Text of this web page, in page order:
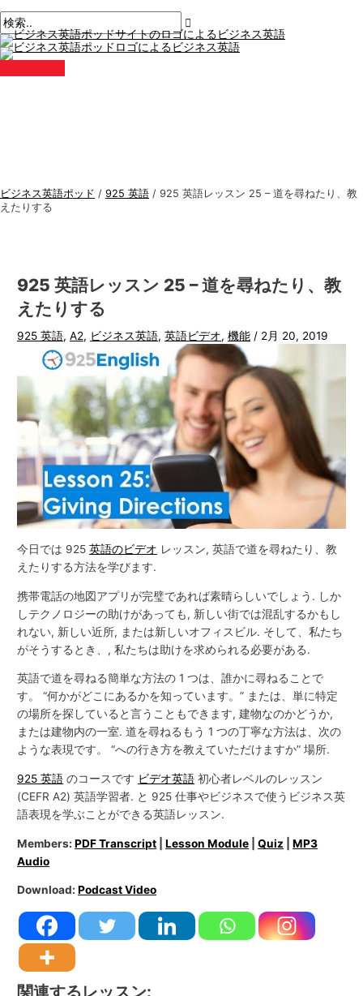
ン
テ
ン
ツ
イ
メ
ニ
ュ
ビジネス英語ポッド / 925 英語 / 925 英語レッスン 25 – 道を尋ねたり、教
えたりする
925 英語レッスン 25 – 道を尋ねたり、教
えたりする
925 英語,A2, ビジネス英語,英語ビデオ,機能 / 2月 20, 2019
今日では 925英語のビデオ レッスン, 英語で道を尋ねたり、教
えたりする方法を学びます.
携帯電話の地図アプリが完璧であれば素晴らしいでしょう. しか
しテクノロジーの助けがあっても, 新しい街では混乱するかもし
れない, 新しい近所, または新しいオフィスビル. そして、私たち
がそうするとき、, 私たちは助けを求められる必要がある.
英語で道を尋ねる簡単な方法の 1 つは、誰かに尋ねることで
す。 “何かがどこにあるかを知っています。” または、単に特定
の場所を探していると言うこともできます, 建物なのかどうか,
または建物内の一室. 道を尋ねるもう 1 つの丁寧な方法は、次の
ような表現です。 “への行き方を教えていただけますか” 場所.
925 英語 のコースです ビデオ英語 初心者レベルのレッスン
(CEFR A2) 英語学習者. と 925 仕事やビジネスで使うビジネス英
語表現を学ぶことができる英語レッスン.
Members:PDF Transcript |Lesson Module |Quiz |MP3
Audio
Download:Podcast Video
関連するレッスン:
ス
ト
ナ
ビ
こ
に
入
力。.
前
*
メ
ー
ル
*
ビ
ジ
ネ
ス
ク
検
索
す
る